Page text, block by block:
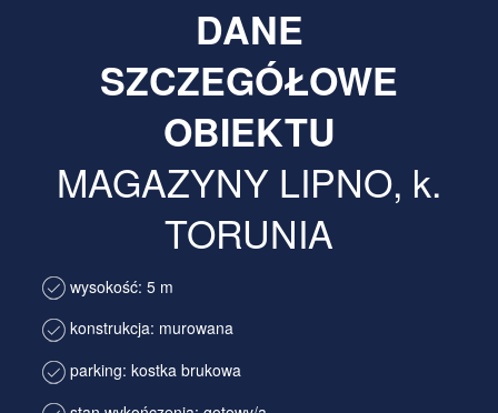
DANE
SZCZEGÓŁOWE
OBIEKTU
MAGAZYNY LIPNO, k.
TORUNIA
wysokość: 5 m
konstrukcja: murowana
parking: kostka brukowa